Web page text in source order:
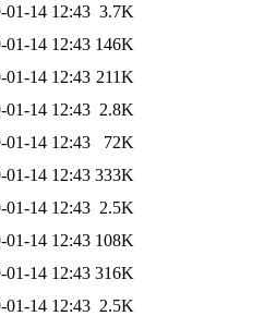
01-14 12:43 3.7K
01-14 12:43 146K
01-14 12:43 211K
01-14 12:43 2.8K
01-14 12:43
72K
01-14 12:43 333K
01-14 12:43 2.5K
01-14 12:43 108K
01-14 12:43 316K
01-14 12:43 2.5K